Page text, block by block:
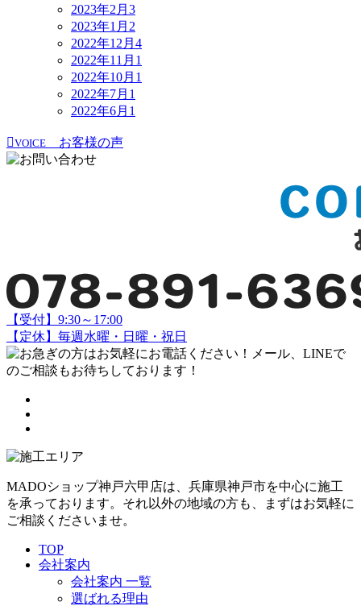
2023年2月 3
2023年1月 2
2022年12月 4
2022年11月 1
2022年10月 1
2022年7月 1
2022年6月 1
VOICE お客様の声
【受付】9:30～17:00
【定休】毎週水曜・日曜・祝日
MADOショップ神戸六甲店は、兵庫県神戸市を中心に施工
を承っております。それ以外の地域の方も、まずはお気軽に
ご相談くださいませ。
TOP
会社案内
会社案内 一覧
選ばれる理由